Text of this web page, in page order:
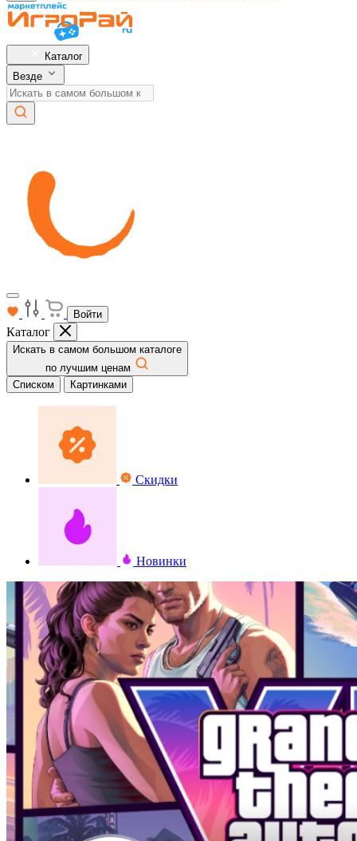
Каталог
Везде
Войти
Каталог
Искать в самом большом каталоге
по лучшим ценам
Списком
Картинками
Скидки
Новинки